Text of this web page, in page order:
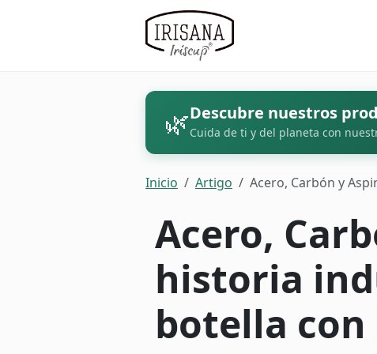
🌿Descubre nuestros
Cuida de ti y del planeta con
Inicio Artigo Acero, Carbón y
Acero,
historia
botella